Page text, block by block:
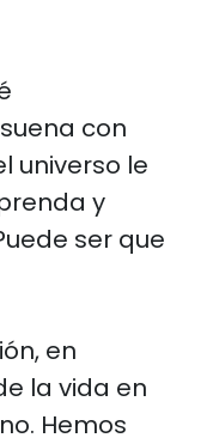
con
universo le
y
ser que
en
la vida en
Hemos